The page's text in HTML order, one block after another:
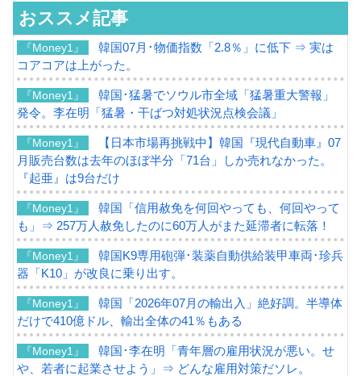
おススメ記事
『Money1』
韓国07月･物価指数「2.8％」に低下 ⇒ 実は
コアコアは上がった。
『Money1』
韓国･猛暑でソウル市全域「猛暑重大警報」
発令。李在明「猛暑・干ばつ対処状況点検会議」
『Money1』
【日本市場再挑戦中】韓国『現代自動車』07
月販売台数は去年のほぼ半分「71台」しか売れなかった。
『起亜』は9台だけ
『Money1』
韓国「信用赦免を何回やっても、何回やって
も」⇒ 257万人赦免したのに60万人がまた延滞者に転落！
『Money1』
韓国K9専用砲弾･装薬自動供給装甲車両･珍兵
器「K10」が改良に乗り出す。
『Money1』
韓国「2026年07月の輸出入」絶好調。半導体
だけで410億ドル、輸出全体の41％もある
『Money1』
韓国･李在明「青年層の雇用状況が悪い。せ
や、若者に起業させよう」⇒ どんな雇用対策だソレ。